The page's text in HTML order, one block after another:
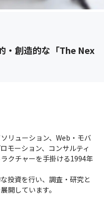
・創造的な「The Nex
リューション、Web・モバ
モーション、コンサルティ
クチャーを手掛ける1994年
投資を行い、調査・研究と
開しています。